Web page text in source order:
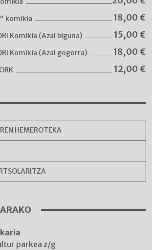
komikia 18,00 €
Komikia (Azal biguna) 15,00 €
Komikia (Azal gogorra) 18,00 €
12,00 €
HEMEROTEKA
parkea z/g